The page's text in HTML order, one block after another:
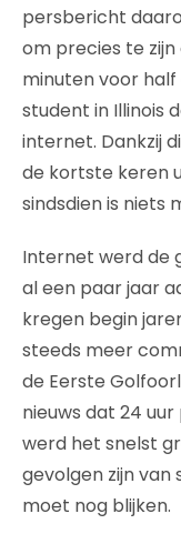
persbericht
om precies te zijn
minuten voor
student in Illinois
internet. Dankzij
de kortste keren
sindsdien is niets
Internet werd de
al een paar jaar
kregen begin
steeds meer
de Eerste
nieuws dat 24
werd het snelst
gevolgen zijn van
moet nog blijken.